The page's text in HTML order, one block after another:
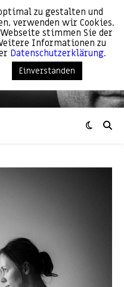
zu gestalten und
verwenden wir Cookies.
stimmen Sie der
Informationen zu
Datenschutzerklärung.
Einverstanden